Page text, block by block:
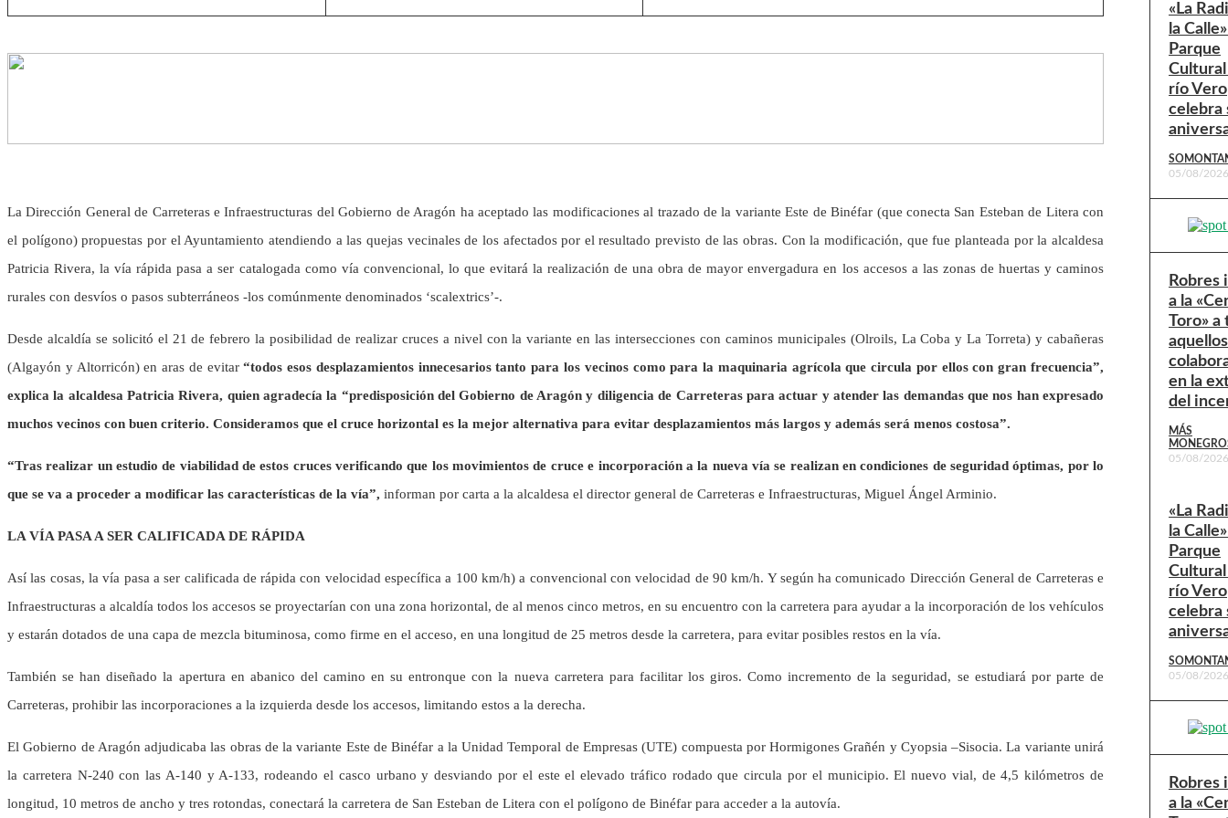
La Dirección General de Carreteras e Infraestructuras del Gobierno de Aragón ha aceptado las modificaciones al trazado de la variante Este de Binéfar (que conecta San Esteban de Litera con
el polígono) propuestas por el Ayuntamiento atendiendo a las quejas vecinales de los afectados por el resultado previsto de las obras. Con la modificación, que fue planteada por la alcaldesa
Patricia Rivera, la vía rápida pasa a ser catalogada como vía convencional, lo que evitará la realización de una obra de mayor envergadura en los accesos a las zonas de huertas y caminos
rurales con desvíos o pasos subterráneos -los comúnmente denominados ‘scalextrics’-.
Desde alcaldía se solicitó el 21 de febrero la posibilidad de realizar cruces a nivel con la variante en las intersecciones con caminos municipales (Olroils, La Coba y La Torreta) y cabañeras
(Algayón y Altorricón) en aras de evitar“todos esos desplazamientos innecesarios tanto para los vecinos como para la maquinaria agrícola que circula por ellos con gran frecuencia”,
explica la alcaldesa Patricia Rivera, quien agradecía la “predisposición del Gobierno de Aragón y diligencia de Carreteras para actuar y atender las demandas que nos han expresado
muchos vecinos con buen criterio. Consideramos que el cruce horizontal es la mejor alternativa para evitar desplazamientos más largos y además será menos costosa”.
“Tras realizar un estudio de viabilidad de estos cruces verificando que los movimientos de cruce e incorporación a la nueva vía se realizan en condiciones de seguridad óptimas, por lo
que se va a proceder a modificar las características de la vía”, informan por carta a la alcaldesa el director general de Carreteras e Infraestructuras, Miguel Ángel Arminio.
LA VÍA PASA A SER CALIFICADA DE RÁPIDA
Así las cosas, la vía pasa a ser calificada de rápida con velocidad específica a 100 km/h) a convencional con velocidad de 90 km/h. Y según ha comunicado Dirección General de Carreteras e
Infraestructuras a alcaldía todos los accesos se proyectarían con una zona horizontal, de al menos cinco metros, en su encuentro con la carretera para ayudar a la incorporación de los vehículos
y estarán dotados de una capa de mezcla bituminosa, como firme en el acceso, en una longitud de 25 metros desde la carretera, para evitar posibles restos en la vía.
También se han diseñado la apertura en abanico del camino en su entronque con la nueva carretera para facilitar los giros. Como incremento de la seguridad, se estudiará por parte de
Carreteras, prohibir las incorporaciones a la izquierda desde los accesos, limitando estos a la derecha.
El Gobierno de Aragón adjudicaba las obras de la variante Este de Binéfar a la Unidad Temporal de Empresas (UTE) compuesta por Hormigones Grañén y Cyopsia –Sisocia. La variante unirá
la carretera N-240 con las A-140 y A-133, rodeando el casco urbano y desviando por el este el elevado tráfico rodado que circula por el municipio. El nuevo vial, de 4,5 kilómetros de
longitud, 10 metros de ancho y tres rotondas, conectará la carretera de San Esteban de Litera con el polígono de Binéfar para acceder a la autovía.
«La
la
Parque
río Vero
celebra
05/08/2026
Robres
a la
Toro» a
en la
del
MÁS
05/08/2026
«La
la
Parque
río Vero
celebra
05/08/2026
Robres
a la